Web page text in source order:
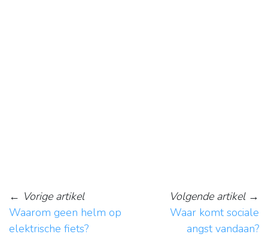
← Vorige artikel
Waarom geen helm op
elektrische fiets?
Volgende artikel→
Waar komt sociale
angst vandaan?